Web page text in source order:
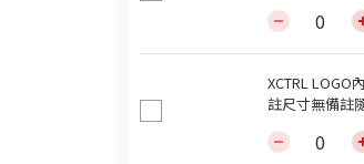
XCTRL LOGO
註尺寸無備註